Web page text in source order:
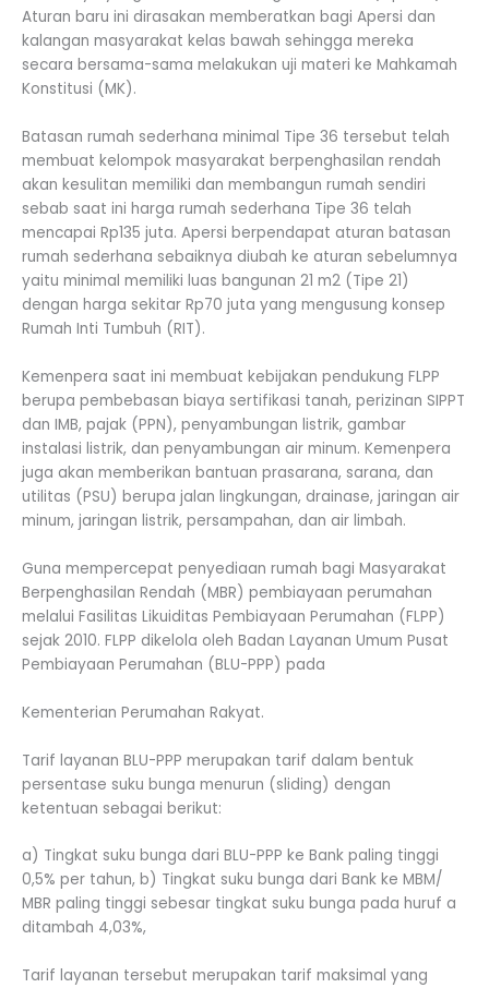
Aturan baru ini dirasakan memberatkan bagi Apersi dan
kalangan masyarakat kelas bawah sehingga mereka
secara bersama-sama melakukan uji materi ke Mahkamah
Konstitusi (MK).
Batasan rumah sederhana minimal Tipe 36 tersebut telah
membuat kelompok masyarakat berpenghasilan rendah
akan kesulitan memiliki dan membangun rumah sendiri
sebab saat ini harga rumah sederhana Tipe 36 telah
mencapai Rp135 juta. Apersi berpendapat aturan batasan
rumah sederhana sebaiknya diubah ke aturan sebelumnya
yaitu minimal memiliki luas bangunan 21 m2 (Tipe 21)
dengan harga sekitar Rp70 juta yang mengusung konsep
Rumah Inti Tumbuh (RIT).
Kemenpera saat ini membuat kebijakan pendukung FLPP
berupa pembebasan biaya sertifikasi tanah, perizinan SIPPT
dan IMB, pajak (PPN), penyambungan listrik, gambar
instalasi listrik, dan penyambungan air minum. Kemenpera
juga akan memberikan bantuan prasarana, sarana, dan
utilitas (PSU) berupa jalan lingkungan, drainase, jaringan air
minum, jaringan listrik, persampahan, dan air limbah.
Guna mempercepat penyediaan rumah bagi Masyarakat
Berpenghasilan Rendah (MBR) pembiayaan perumahan
melalui Fasilitas Likuiditas Pembiayaan Perumahan (FLPP)
sejak 2010. FLPP dikelola oleh Badan Layanan Umum Pusat
Pembiayaan Perumahan (BLU-PPP) pada
Kementerian Perumahan Rakyat.
Tarif layanan BLU-PPP merupakan tarif dalam bentuk
persentase suku bunga menurun (sliding) dengan
ketentuan sebagai berikut:
a) Tingkat suku bunga dari BLU-PPP ke Bank paling tinggi
0,5% per tahun, b) Tingkat suku bunga dari Bank ke MBM/
MBR paling tinggi sebesar tingkat suku bunga pada huruf a
ditambah 4,03%,
Tarif layanan tersebut merupakan tarif maksimal yang